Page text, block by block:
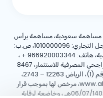
مساهمة سعودية، مساهمة برأس
، رقم السجل التجاري: 1010000096، ص.ب:
+ 966920003344 ،
8001244455 العنوان الوطني: شركة الراجحي المصرفية للاستثمار، 8467
طريق الملك فهد – حي المروج، وحدة رقم (1)، الرياض 12263 – 2743،
الموقع الإلكتروني: www.alrajhibank.com.sa، مرخص لها بموجب قرار
معالي وزير المالية رقم 3/1698 وتاريخ 06/07/1408هـ ، وخاضعة لرقابة